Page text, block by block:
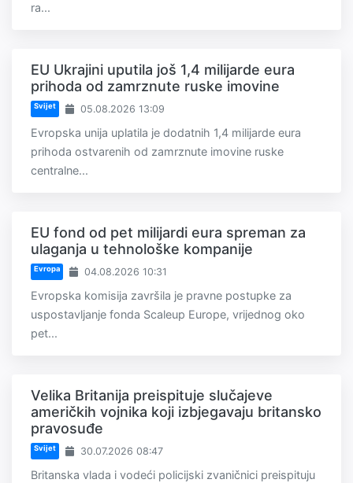
ra...
EU Ukrajini uputila još 1,4 milijarde eura
prihoda od zamrznute ruske imovine
Svijet 05.08.2026 13:09
Evropska unija uplatila je dodatnih 1,4 milijarde eura
prihoda ostvarenih od zamrznute imovine ruske
centralne...
EU fond od pet milijardi eura spreman za
ulaganja u tehnološke kompanije
Evropa 04.08.2026 10:31
Evropska komisija završila je pravne postupke za
uspostavljanje fonda Scaleup Europe, vrijednog oko
pet...
Velika Britanija preispituje slučajeve
američkih vojnika koji izbjegavaju britansko
pravosuđe
Svijet 30.07.2026 08:47
Britanska vlada i vodeći policijski zvaničnici preispituju